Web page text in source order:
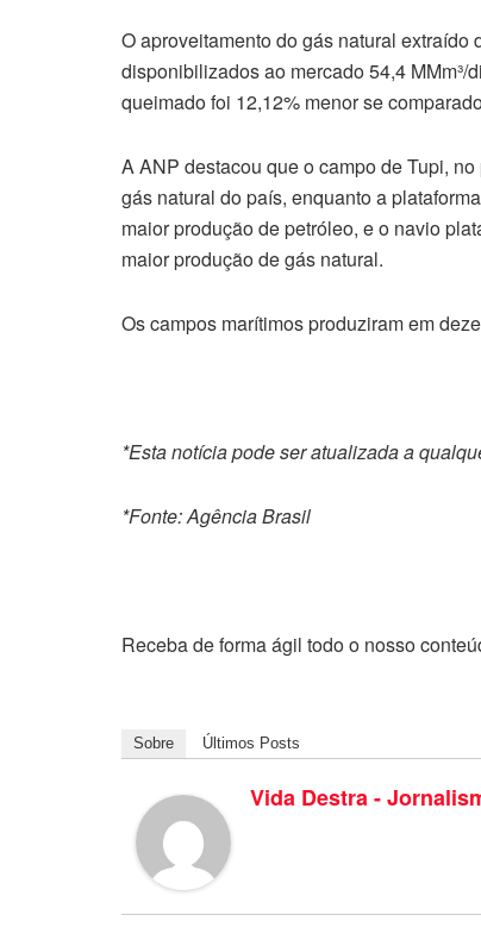
O aproveitamento do gás natural extraído
disponibilizados ao mercado 54,4 MMm³/
queimado foi 12,12% menor se
A ANP destacou que o campo de Tupi,
gás natural do país, enquanto a
maior produção de petróleo, e o navio
maior produção de gás natural.
Os campos marítimos produziram em
*Esta notícia pode ser atualizada a
*Fonte: Agência Brasil
Receba de forma ágil todo o nosso
Sobre Últimos Posts
Vida Destra -